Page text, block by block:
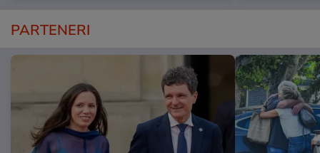
PARTENERI